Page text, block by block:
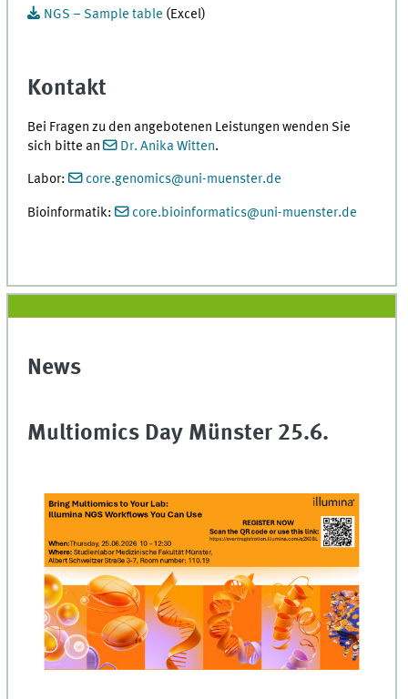
NGS – Sample table (Excel)
Kontakt
Bei Fragen zu den angebotenen Leistungen wenden Sie
sich bitte an
Dr. Anika Witten.
Labor: core.genomics@uni-muenster.de
Bioinformatik: core.bioinformatics@uni-muenster.de
News
Multiomics Day Münster 25.6.